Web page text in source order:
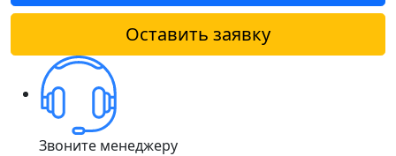
Оставить заявку
Звоните менеджеру